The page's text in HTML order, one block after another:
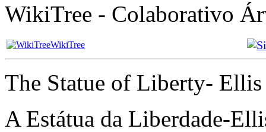
WikiTree - Colaborativo
WikiTree
The Statue of Liberty-
A Estátua da Liberdade-